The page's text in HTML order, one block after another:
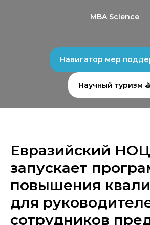
MBA Science
Навигатор мер
Научный туризм
Евразийский НОЦ
запускает
повышения
для
сотрудников